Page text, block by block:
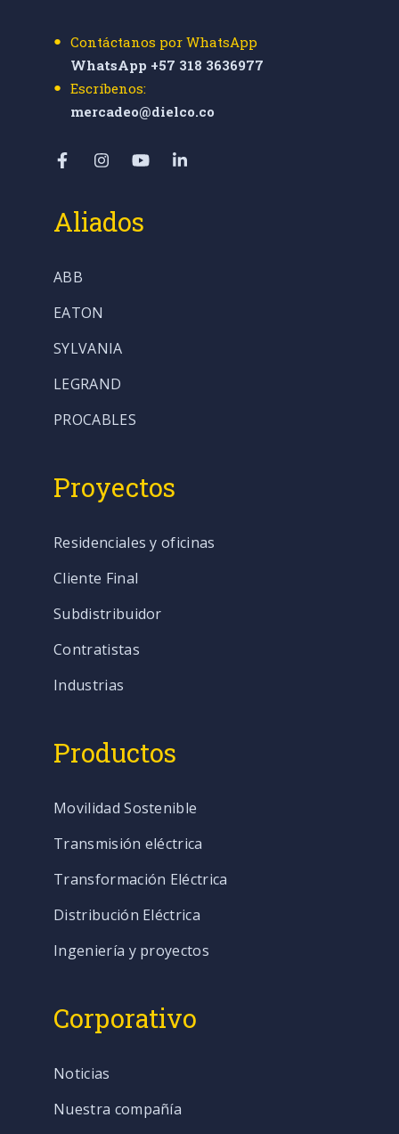
Contáctanos por WhatsApp
WhatsApp +57 318 3636977
Escríbenos:
mercadeo@dielco.co
Aliados
ABB
EATON
SYLVANIA
LEGRAND
PROCABLES
Proyectos
Residenciales y oficinas
Cliente Final
Subdistribuidor
Contratistas
Industrias
Productos
Movilidad Sostenible
Transmisión eléctrica
Transformación Eléctrica
Distribución Eléctrica
Ingeniería y proyectos
Corporativo
Noticias
Nuestra compañía